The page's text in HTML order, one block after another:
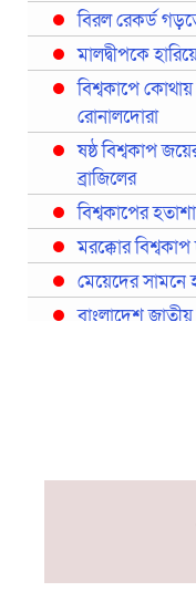
বিরল রেকর্ড
মালদ্বীপকে
বিশ্বকাপে
রোনালদোরা
ষষ্ঠ বিশ্বকাপ
ব্রাজিলের
বিশ্বকাপের
মরক্কোর
মেয়েদের সামনে
বাংলাদেশ
সরিয়ে নিয়েছে
বর্ষসেরা